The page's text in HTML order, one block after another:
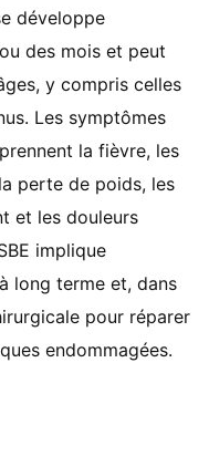
développe
des mois et peut
y compris celles
Les symptômes
la fièvre, les
perte de poids, les
et les douleurs
implique
long terme et, dans
pour réparer
endommagées.